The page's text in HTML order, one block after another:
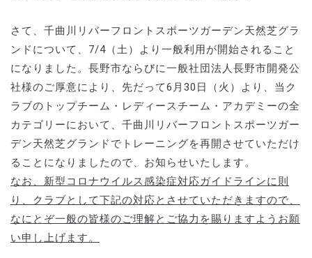
さて、千曲川リバーフロントスポーツガーデン天然芝グラ
ンドについて、7/4（土）より一般利用が開始されること
になりました。長野市ならびに一般社団法人長野市開発公
社様のご厚意により、先だって6月30日（火）より、当ク
ラブのトップチーム・レディースチーム・アカデミーの全
カテゴリーにおいて、千曲川リバーフロントスポーツガー
デン天然芝グランドでトレーニングを再開させていただけ
ることになりましたので、お知らせいたします。
なお、新型コロナウイルス感染症対応ガイドラインに則
り、クラブとして下記の対応とさせていただきますので、
なにとぞ一般の皆様のご理解とご協力を賜りますようお願
い申し上げます。